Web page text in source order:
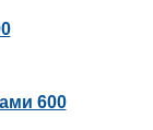
600